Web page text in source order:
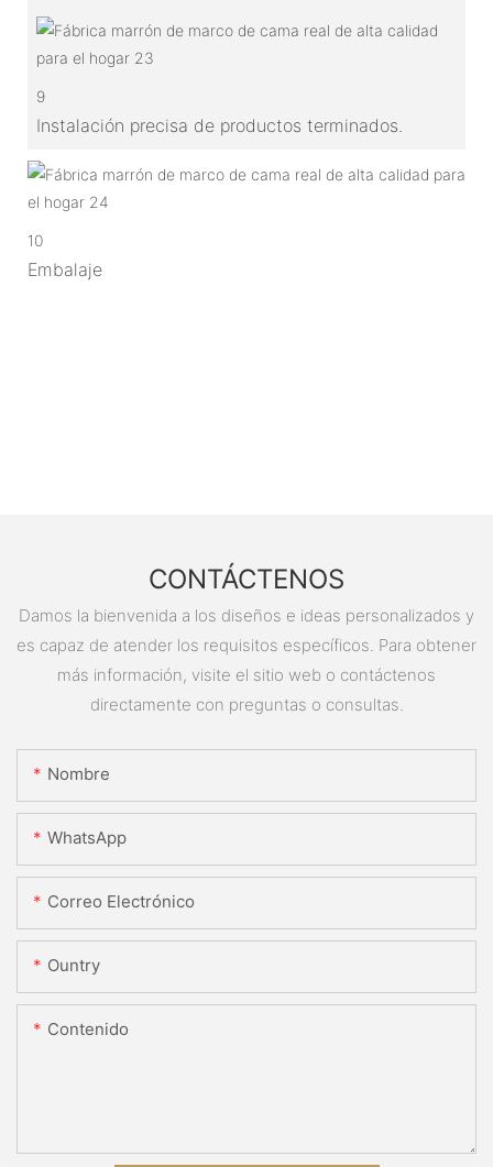
9
Instalación precisa de productos terminados.
10
Embalaje
CONTÁCTENOS
Damos la bienvenida a los diseños e ideas personalizados y
es capaz de atender los requisitos específicos. Para obtener
más información, visite el sitio web o contáctenos
directamente con preguntas o consultas.
Nombre
WhatsApp
Correo Electrónico
Ountry
Contenido